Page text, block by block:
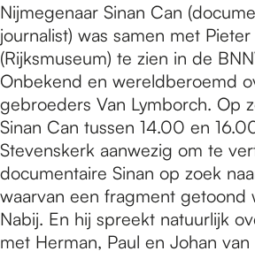
Nijmegenaar Sinan Can
journalist) was samen met Pieter
(Rijksmuseum) te zien in de
Onbekend en wereldberoemd
gebroeders Van Lymborch. Op
Sinan Can tussen 14.00 en
Stevenskerk aanwezig om te
documentaire Sinan op zoek
waarvan een fragment getoond
Nabij. En hij spreekt natuurlijk
met Herman, Paul en Johan van